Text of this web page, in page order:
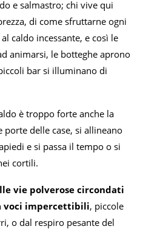
e salmastro; chi vive qui
di come sfruttarne ogni
caldo incessante, e così le
animarsi, le botteghe aprono
bar si illuminano di
è troppo forte anche la
porte delle case, si allineano
e si passa il tempo o si
cortili.
vie polverose circondati
voci impercettibili, piccole
o dal respiro pesante del